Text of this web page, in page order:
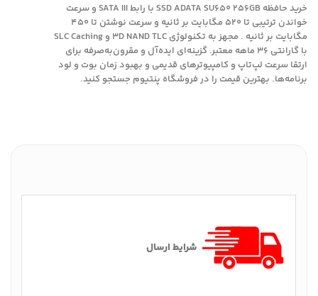
خرید حافظه SSD ADATA SU650 256GB با رابط SATA III و سرعت
خواندن ترتیبی تا ۵۲۰ مگابایت بر ثانیه و سرعت نوشتن تا ۴۵۰
مگابایت بر ثانیه . مجهز به تکنولوژی 3D NAND TLC و SLC Caching
با گارانتی ۳۶ ماهه معتبر. گزینه‌ای ایده‌آل و مقرون‌به‌صرفه برای
ارتقا سرعت لپ‌تاپ و کامپیوترهای قدیمی و بهبود زمان بوت و لود
برنامه‌ها. بهترین قیمت را در فروشگاه پنتیوم جستجو کنید.
شرایط ارسال